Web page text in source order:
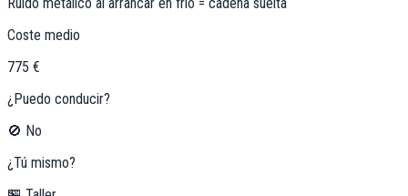
Coste medio
775 €
¿Puedo conducir?
🚫 No
¿Tú mismo?